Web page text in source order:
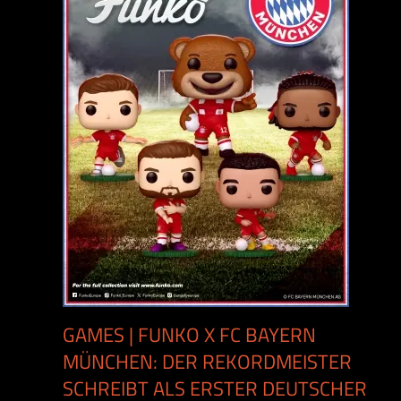
GAMES | FUNKO X FC BAYERN
MÜNCHEN: DER REKORDMEISTER
SCHREIBT ALS ERSTER DEUTSCHER